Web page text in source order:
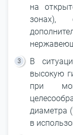
на
зонах),
В
высокую
при
диаметра
в